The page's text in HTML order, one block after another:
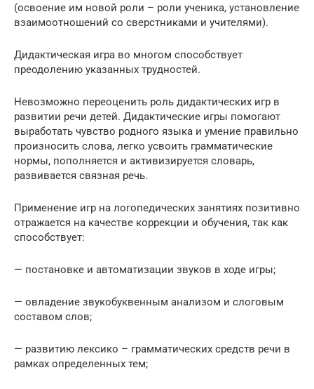
(освоение им новой роли – роли ученика, установление
взаимоотношений со сверстниками и учителями).
Дидактическая игра во многом способствует
преодолению указанных трудностей.
Невозможно переоценить роль дидактических игр в
развитии речи детей. Дидактические игры помогают
выработать чувство родного языка и умение правильно
произносить слова, легко усвоить грамматические
нормы, пополняется и активизируется словарь,
развивается связная речь.
Применение игр на логопедических занятиях позитивно
отражается на качестве коррекции и обучения, так как
способствует:
— постановке и автоматизации звуков в ходе игры;
— овладение звукобуквенным анализом и слоговым
составом слов;
— развитию лексико – грамматических средств речи в
рамках определенных тем;